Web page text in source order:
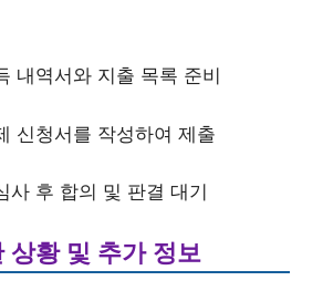
내역서와 지출 목록 준비
신청서를 작성하여 제출
사 후 합의 및 판결 대기
상황 및 추가 정보